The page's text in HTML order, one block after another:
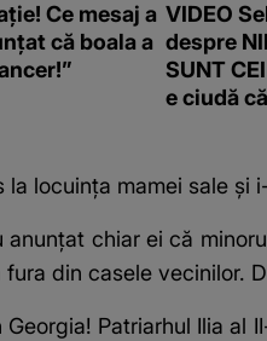
Ce mesaj a
că boala a
VIDEO
despre
SUNT
e ciudă
la locuința mamei sale
chiar ei că
din casele vecinilor.
Georgia! Patriarhul Ilia